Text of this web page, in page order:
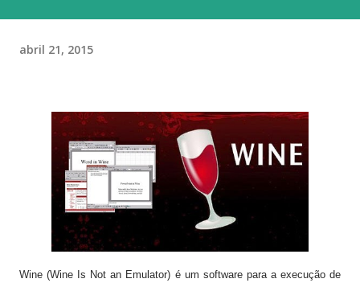
abril 21, 2015
Wine (Wine Is Not an Emulator) é um software para a execução de